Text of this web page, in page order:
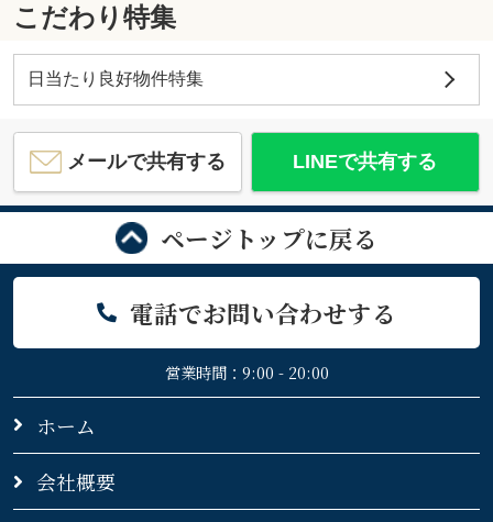
こだわり特集
日当たり良好物件特集
メールで共有する LINEで共有する
ページトップに戻る
電話でお問い合わせする
営業時間：9:00 - 20:00
ホーム
会社概要